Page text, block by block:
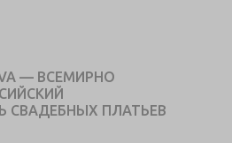
— ВСЕМИРНО
СВАДЕБНЫХ ПЛАТЬЕВ